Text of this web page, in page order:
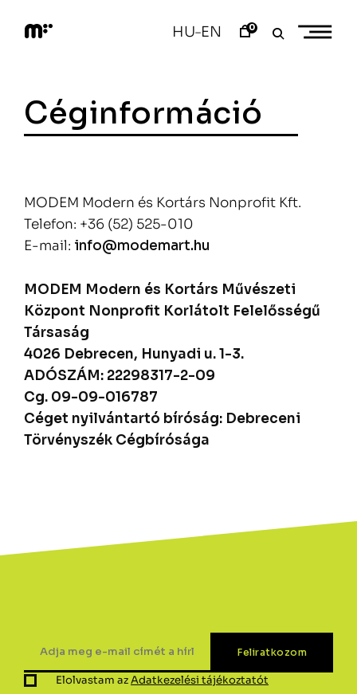
content
m
a
r
HU–EN 0
Céginformáció
MODEM Modern és Kortárs Nonprofit Kft.
Telefon: +36 (52) 525-010
E-mail: info@modemart.hu
MODEM Modern és Kortárs Művészeti
Központ Nonprofit Korlátolt Felelősségű
Társaság
4026 Debrecen, Hunyadi u. 1-3.
ADÓSZÁM: 22298317-2-09
Cg. 09-09-016787
Céget nyilvántartó bíróság: Debreceni
Törvényszék Cégbírósága
Elolvastam azAdatkezelési tájékoztatót